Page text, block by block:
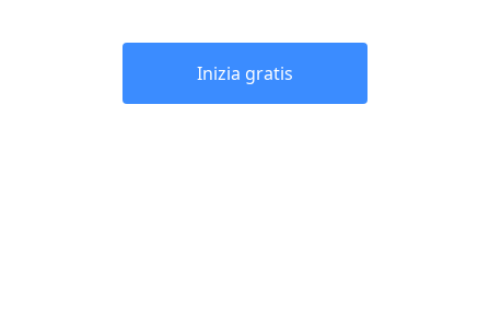
Inizia gratis